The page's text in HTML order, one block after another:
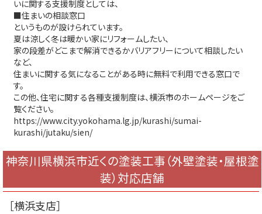
いに関する支援制度としては、
■住まいの相談窓口
というものが設けられています。
夏は涼しく冬は暖かい家にリフォームしたい、
家の段差がどこまで解消できるかバリアフリーについて相談したい
など、
住まいに関する気になることがある時に無料で利用できる窓口で
す。
この他、住宅に関する各種支援制度は、横浜市のホームページをご
覧ください。
https://www.city.yokohama.lg.jp/kurashi/sumai-
kurashi/jutaku/sien/
神奈川県横浜市近くの塗装工事（外壁塗装・屋根塗
装）対応店舗
［横浜支店］